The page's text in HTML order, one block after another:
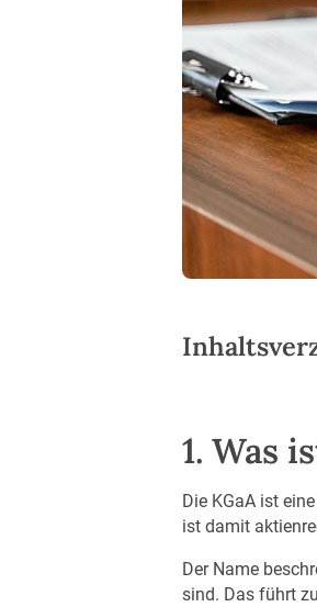
1. Was
Die KGaA ist
ist damit
Der Name
sind. Das führt